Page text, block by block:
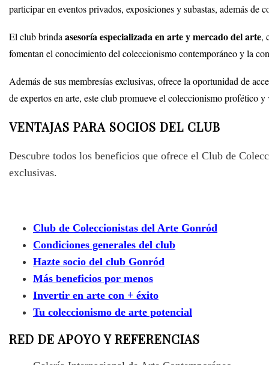
participar en eventos privados, exposiciones y subastas, además de
El club brindaasesoría especializada en arte y mercado del arte,
fomentan el conocimiento del coleccionismo contemporáneo y la
Además de sus membresías exclusivas, ofrece la oportunidad de
de expertos en arte, este club promueve el coleccionismo profético
VENTAJAS PARA SOCIOS DEL CLUB
Descubre todos los beneficios que ofrece el Club de
exclusivas.
Club de Coleccionistas del Arte Gonród
Condiciones generales del club
Hazte socio del club Gonród
Más beneficios por menos
Invertir en arte con + éxito
Tu coleccionismo de arte potencial
RED DE APOYO Y REFERENCIAS